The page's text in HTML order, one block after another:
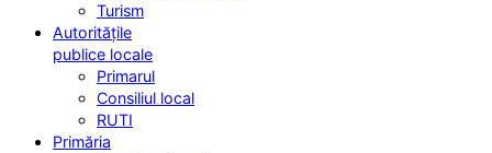
Turism
Autoritățile
publice locale
Primarul
Consiliul local
RUTI
Primăria